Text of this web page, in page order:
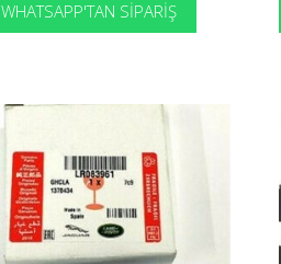
WHATSAPP'TAN SIPARIŞ